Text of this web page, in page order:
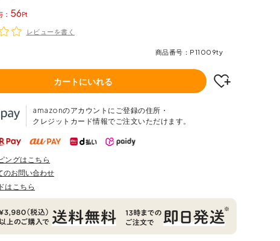
56
レビューを書く
商品番号 P11009ty
カートにいれる
amazonのアカウントにご登録の住所・
クレジットカード情報でご注文いただけます。
ングはこちら
のお問い合わせ
はこちら